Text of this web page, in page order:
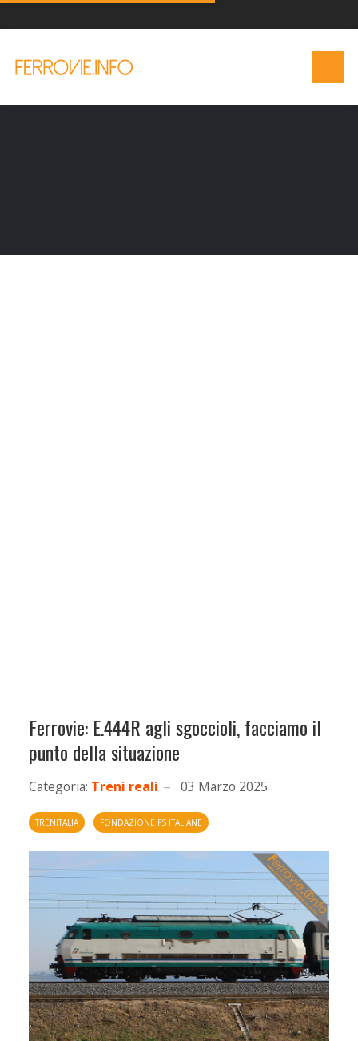
Ferrovie: E.444R agli sgoccioli, facciamo il
punto della situazione
Categoria: Treni reali 03 Marzo 2025
TRENITALIA FONDAZIONE FS ITALIANE